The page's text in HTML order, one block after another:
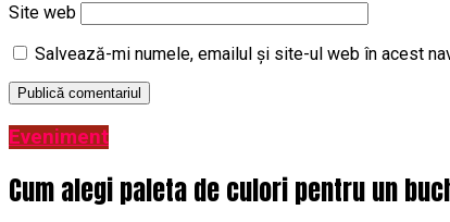
Site web
Salvează-mi numele, emailul și site-ul web în acest
Eveniment
Cum alegi paleta de culori pentru un